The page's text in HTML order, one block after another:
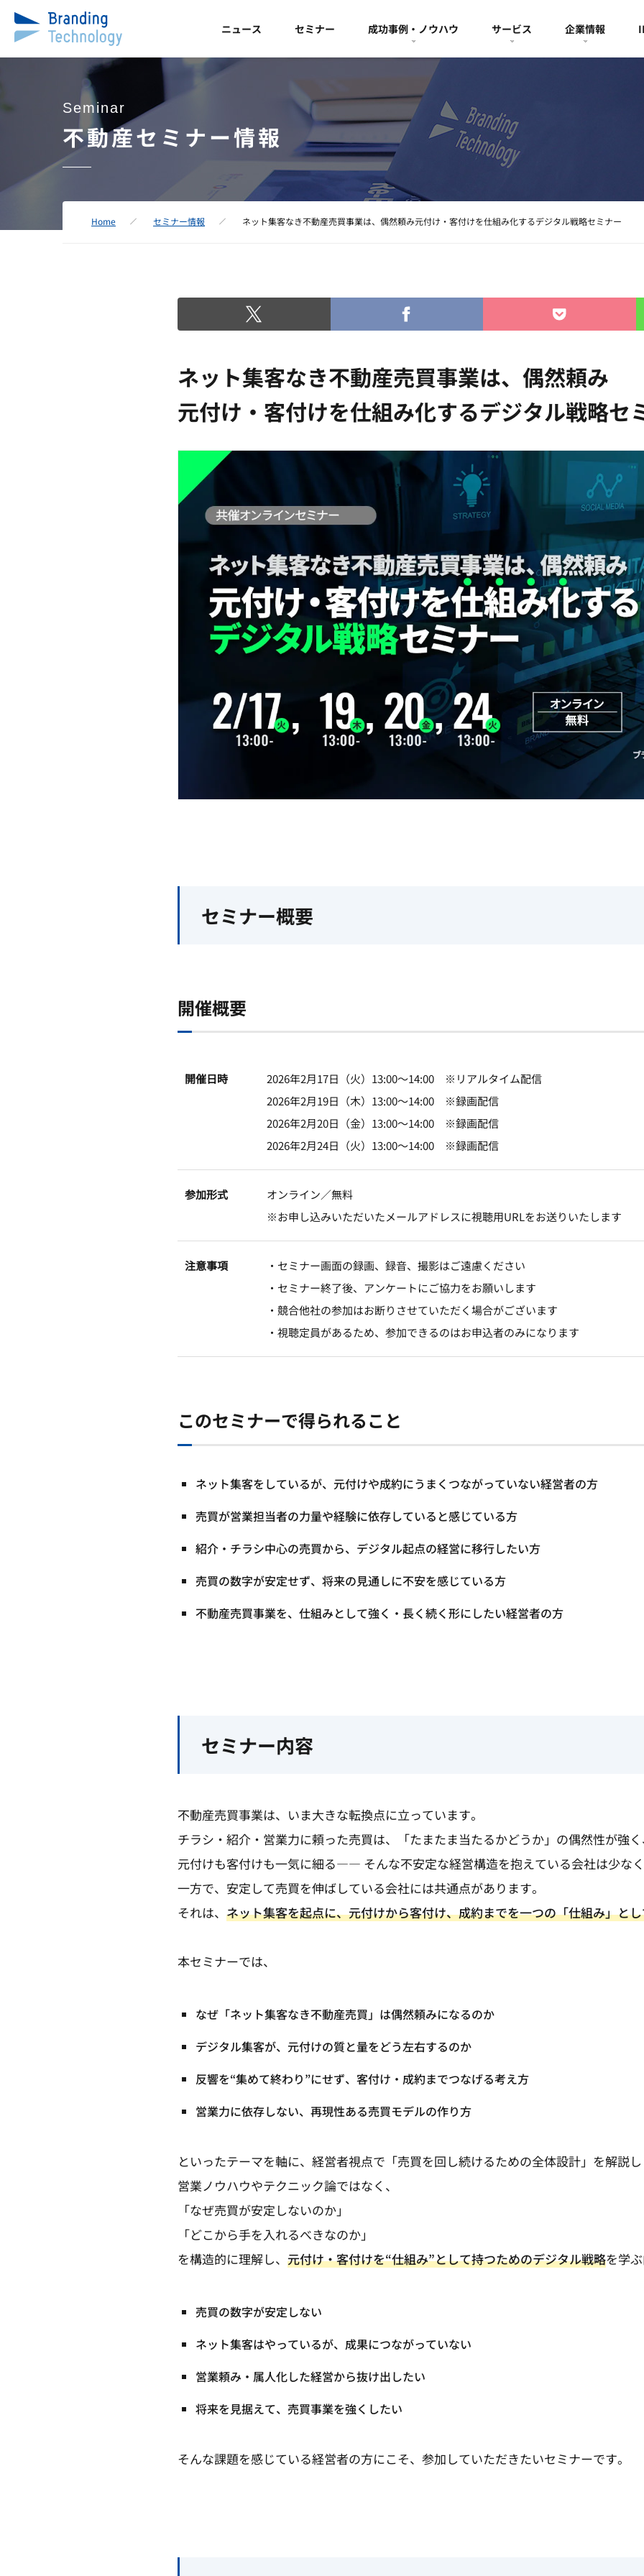
ニュース セミナー 成功事例・ノウハウ サービス 企業情報
Seminar
不動産セミナー情報
Home セミナー情報 ネット集客なき不動産売買事業は、偶然頼み元付け・客付けを仕組み化するデジタル戦略セミナー
ネット集客なき不動産売買事業は、偶然頼み
元付け・客付けを仕組み化するデジタル戦略セ
セミナー概要
開催概要
開催日時
2026年2月17日（火）13:00～14:00 ※リアルタイム配信
2026年2月19日（木）13:00～14:00 ※録画配信
2026年2月20日（金）13:00～14:00 ※録画配信
2026年2月24日（火）13:00～14:00 ※録画配信
参加形式
オンライン／無料
※お申し込みいただいたメールアドレスに視聴用URLをお送りいたします
注意事項
・セミナー画面の録画、録音、撮影はご遠慮ください
・セミナー終了後、アンケートにご協力をお願いします
・競合他社の参加はお断りさせていただく場合がございます
・視聴定員があるため、参加できるのはお申込者のみになります
このセミナーで得られること
ネット集客をしているが、元付けや成約にうまくつながっていない経営者の方
売買が営業担当者の力量や経験に依存していると感じている方
紹介・チラシ中心の売買から、デジタル起点の経営に移行したい方
売買の数字が安定せず、将来の見通しに不安を感じている方
不動産売買事業を、仕組みとして強く・長く続く形にしたい経営者の方
セミナー内容
不動産売買事業は、いま大きな転換点に立っています。
チラシ・紹介・営業力に頼った売買は、「たまたま当たるかどうか」の偶然性が強
元付けも客付けも一気に細る―― そんな不安定な経営構造を抱えている会社は少な
一方で、安定して売買を伸ばしている会社には共通点があります。
それは、 ネット集客を起点に、元付けから客付け、成約までを一つの「仕組み」と
本セミナーでは、
なぜ「ネット集客なき不動産売買」は偶然頼みになるのか
デジタル集客が、元付けの質と量をどう左右するのか
反響を“集めて終わり”にせず、客付け・成約までつなげる考え方
営業力に依存しない、再現性ある売買モデルの作り方
といったテーマを軸に、経営者視点で「売買を回し続けるための全体設計」を解説
営業ノウハウやテクニック論ではなく、
「なぜ売買が安定しないのか」
「どこから手を入れるべきなのか」
を構造的に理解し、 元付け・客付けを“仕組み”として持つためのデジタル戦略を学
売買の数字が安定しない
ネット集客はやっているが、成果につながっていない
営業頼み・属人化した経営から抜け出したい
将来を見据えて、売買事業を強くしたい
そんな課題を感じている経営者の方にこそ、参加していただきたいセミナーです。